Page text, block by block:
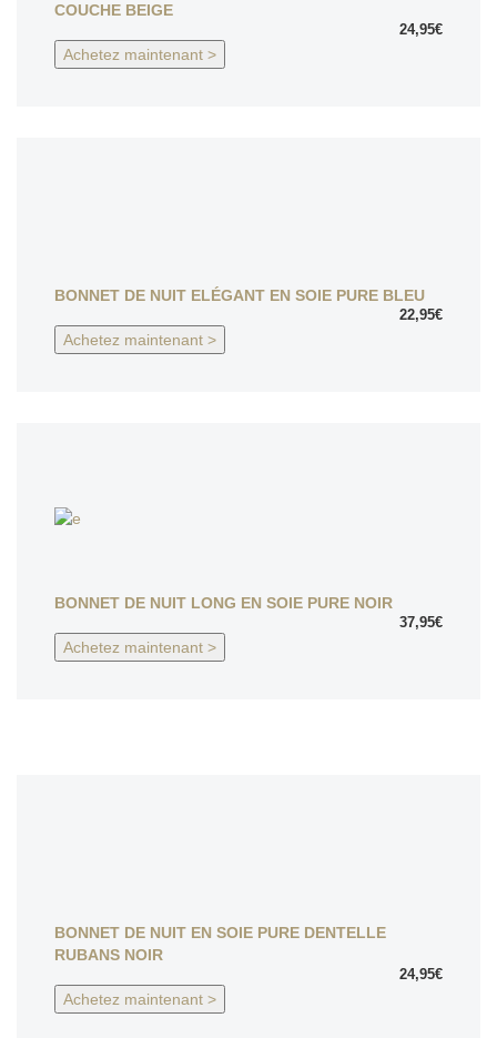
COUCHE BEIGE
24,95€
Achetez maintenant >
BONNET DE NUIT ELÉGANT EN SOIE PURE BLEU
22,95€
Achetez maintenant >
BONNET DE NUIT LONG EN SOIE PURE NOIR
37,95€
Achetez maintenant >
BONNET DE NUIT EN SOIE PURE DENTELLE
RUBANS NOIR
24,95€
Achetez maintenant >